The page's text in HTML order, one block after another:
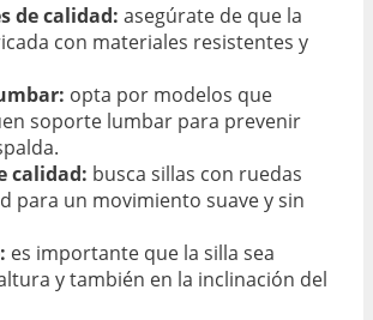
de calidad: asegúrate de que la
con materiales resistentes y
opta por modelos que
soporte lumbar para prevenir
calidad: busca sillas con ruedas
para un movimiento suave y sin
es importante que la silla sea
y también en la inclinación del